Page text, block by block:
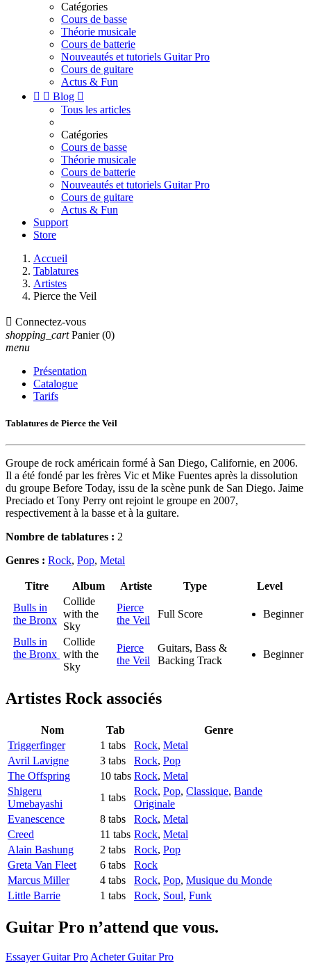
Catégories
Cours de basse
Théorie musicale
Cours de batterie
Nouveautés et tutoriels Guitar Pro
Cours de guitare
Actus & Fun
  Blog 
Tous les articles
Catégories
Cours de basse
Théorie musicale
Cours de batterie
Nouveautés et tutoriels Guitar Pro
Cours de guitare
Actus & Fun
Support
Store
Accueil
Tablatures
Artistes
Pierce the Veil
 Connectez-vous
shopping_cart Panier (0)
menu
Présentation
Catalogue
Tarifs
Tablatures de Pierce the Veil
Groupe de rock américain formé à San Diego, Californie, en 2006.
Il a été fondé par les frères Vic et Mike Fuentes après la dissolution
du groupe Before Today, issu de la scène punk de San Diego. Jaime
Preciado et Tony Perry ont rejoint le groupe en 2007,
respectivement à la basse et à la guitare.
Nombre de tablatures : 2
Genres : Rock, Pop, Metal
Titre Album Artiste Type
Level
Bulls in
the Bronx
Collide
with the
Sky
Pierce
the Veil
Full Score Beginner
Bulls in
the Bronx
Collide
with the
Sky
Pierce
the Veil
Guitars, Bass &
Backing Track
Beginner
Artistes Rockassociés
Nom Tab
Genre
Triggerfinger
1 tabs Rock, Metal
Avril Lavigne
3 tabs Rock, Pop
The Offspring
10 tabs Rock, Metal
Shigeru
Umebayashi
1 tabs
Rock, Pop, Classique, Bande
Originale
Evanescence
8 tabs Rock, Metal
Creed
11 tabs Rock, Metal
Alain Bashung
2 tabs Rock, Pop
Greta Van Fleet
6 tabs
Rock
Marcus Miller
4 tabs Rock, Pop, Musique du Monde
Little Barrie
1 tabs Rock, Soul, Funk
Guitar Pro n’attend que vous.
Essayer Guitar Pro Acheter Guitar Pro